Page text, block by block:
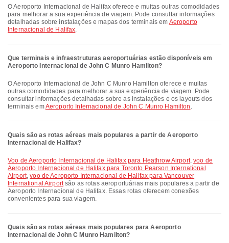
O Aeroporto Internacional de Halifax oferece e muitas outras comodidades
para melhorar a sua experiência de viagem. Pode consultar informações
detalhadas sobre instalações e mapas dos terminais em Aeroporto
Internacional de Halifax.
Que terminais e infraestruturas aeroportuárias estão disponíveis em
Aeroporto Internacional de John C Munro Hamilton?
O Aeroporto Internacional de John C Munro Hamilton oferece e muitas
outras comodidades para melhorar a sua experiência de viagem. Pode
consultar informações detalhadas sobre as instalações e os layouts dos
terminais emAeroporto Internacional de John C Munro Hamilton .
Quais são as rotas aéreas mais populares a partir de Aeroporto
Internacional de Halifax?
voo de Aeroporto Internacional de Halifax para Heathrow Airport,voo de
Aeroporto Internacional de Halifax para Toronto Pearson International
Airport,voo de Aeroporto Internacional de Halifax para Vancouver
International Airportsão as rotas aeroportuárias mais populares a partir de
Aeroporto Internacional de Halifax. Essas rotas oferecem conexões
convenientes para sua viagem.
Quais são as rotas aéreas mais populares para Aeroporto
Internacional de John C Munro Hamilton?